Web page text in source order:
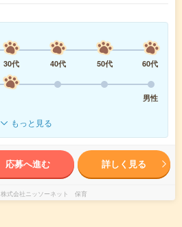
30代 40代 50代
60代
男性
もっと見る
応募へ進む 詳しく見る
株式会社ニッソーネット 保育